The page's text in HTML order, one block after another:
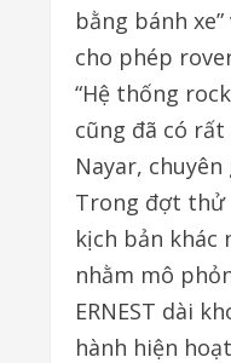
bằng bánh
cho phép
“Hệ thống
cũng đã có
Nayar,
Trong đợt thử
kịch bản khác
nhằm mô
ERNEST dài
hành hiện